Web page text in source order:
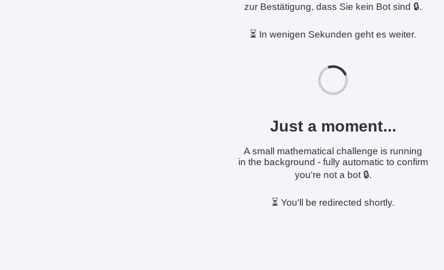
zur Bestätigung, dass Sie kein Bot sind 🔒.
⏳ In wenigen Sekunden geht es weiter.
Just a moment...
A small mathematical challenge is running
in the background - fully automatic to confirm
you're not a bot 🔒.
⏳ You'll be redirected shortly.